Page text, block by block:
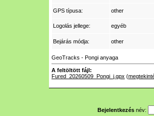
GPS típusa: other
Logolás jellege: egyéb
Bejárás módja: other
GeoTracks - Pongi anyaga
A feltöltött fájl:
Fured_20260509_Pongi_j.gpx (
Bejelentkezés név: